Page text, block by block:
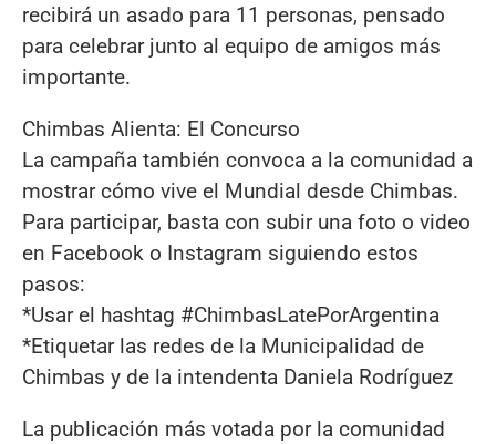
recibirá un asado para 11 personas, pensado
para celebrar junto al equipo de amigos más
importante.
Chimbas Alienta: El Concurso
La campaña también convoca a la comunidad a
mostrar cómo vive el Mundial desde Chimbas.
Para participar, basta con subir una foto o video
en Facebook o Instagram siguiendo estos
pasos:
*Usar el hashtag #ChimbasLatePorArgentina
*Etiquetar las redes de la Municipalidad de
Chimbas y de la intendenta Daniela Rodríguez
La publicación más votada por la comunidad